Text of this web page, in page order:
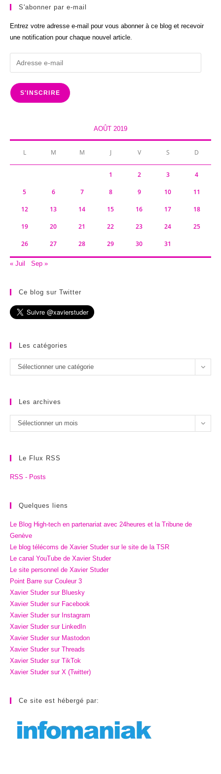
S'abonner par e-mail
Entrez votre adresse e-mail pour vous abonner à ce blog et recevoir
une notification pour chaque nouvel article.
Adresse
e-
mail
S'INSCRIRE
AOÛT 2019
L M M J V S D
1 2 3 4
5 6 7 8 9 10 11
12 13 14 15 16 17 18
19 20 21 22 23 24 25
26 27 28 29 30 31
« Juil Sep »
Ce blog sur Twitter
Les catégories
Les
catégories
Sélectionner une catégorie
Les archives
Les
archives
Sélectionner un mois
Le Flux RSS
RSS - Posts
Quelques liens
Le Blog High-tech en partenariat avec 24heures et la Tribune de
Genève
Le blog télécoms de Xavier Studer sur le site de la TSR
Le canal YouTube de Xavier Studer
Le site personnel de Xavier Studer
Point Barre sur Couleur 3
Xavier Studer sur Bluesky
Xavier Studer sur Facebook
Xavier Studer sur Instagram
Xavier Studer sur LinkedIn
Xavier Studer sur Mastodon
Xavier Studer sur Threads
Xavier Studer sur TikTok
Xavier Studer sur X (Twitter)
Ce site est hébergé par: